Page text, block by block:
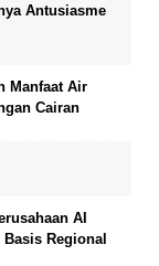
Antusiasme
Manfaat Air
Cairan
AI
Regional